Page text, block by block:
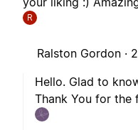
R
Ralston Gordon ·
Hello. Glad to
Thank You for the